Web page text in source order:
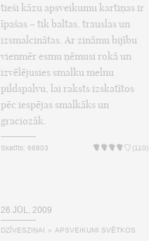
tieši kāzu apsveikumu kartiņas ir
īpašas – tik baltas, trauslas un
izsmalcinātas. Ar zināmu bijību
vienmēr esmu ņēmusi rokā un
izvēlējusies smalku melnu
pildspalvu, lai raksts izskatītos
pēc iespējas smalkāks un
graciozāk.
Skatīts: 66803 (110)
26.JŪL, 2009
DZĪVESZIŅAI » APSVEIKUMI SVĒTKOS